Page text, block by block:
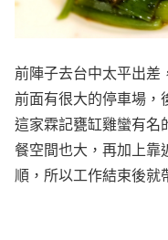
前陣子去台中太平出差
前面有很大的停車場，
這家霖記甕缸雞蠻有名
餐空間也大，再加上靠
順，所以工作結束後就